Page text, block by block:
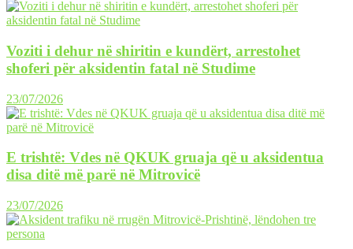
Voziti i dehur në shiritin e kundërt, arrestohet
shoferi për aksidentin fatal në Studime
23/07/2026
E trishtë: Vdes në QKUK gruaja që u aksidentua
disa ditë më parë në Mitrovicë
23/07/2026